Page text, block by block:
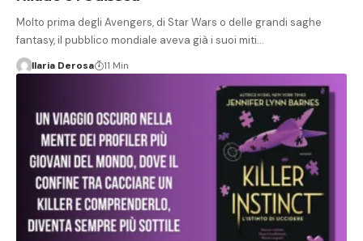
Molto prima degli Avengers, di Star Wars o delle grandi saghe
fantasy, il pubblico mondiale aveva già i suoi miti…
Ilaria Derosa 11 Min